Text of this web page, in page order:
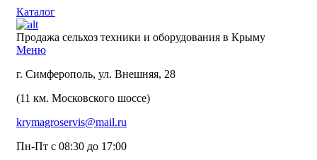
Каталог
Продажа сельхоз техники и оборудования в Крыму
Меню
г. Симферополь, ул. Внешняя, 28
(11 км. Московского шоссе)
krymagroservis@mail.ru
Пн-Пт с 08:30 до 17:00